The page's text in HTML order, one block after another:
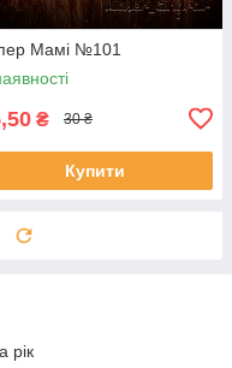
Мамі №101
₴ 30 ₴
Купити
рік